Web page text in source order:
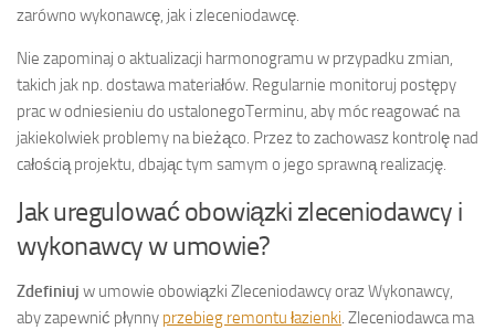
zarówno wykonawcę, jak i zleceniodawcę.
Nie zapominaj o aktualizacji harmonogramu w przypadku zmian,
takich jak np. dostawa materiałów. Regularnie monitoruj postępy
prac w odniesieniu do ustalonegoTerminu, aby móc reagować na
jakiekolwiek problemy na bieżąco. Przez to zachowasz kontrolę nad
całością projektu, dbając tym samym o jego sprawną realizację.
Jak uregulować obowiązki zleceniodawcy i
wykonawcy w umowie?
Zdefiniuj w umowie obowiązki Zleceniodawcy oraz Wykonawcy,
aby zapewnić płynny przebieg remontu łazienki . Zleceniodawca ma